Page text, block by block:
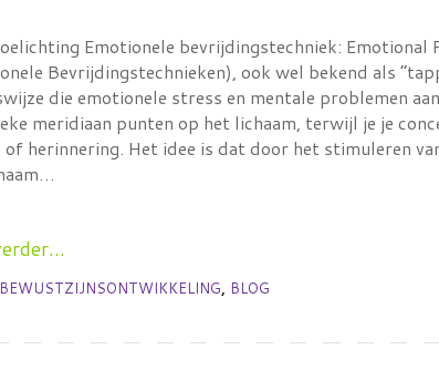
Emotionele bevrijdingstechniek: Emotional
Bevrijdingstechnieken), ook wel bekend als
die emotionele stress en mentale problemen
meridiaan punten op het lichaam, terwijl je je
of herinnering. Het idee is dat door het stimuleren
BEWUSTZIJNSONTWIKKELING, BLOG